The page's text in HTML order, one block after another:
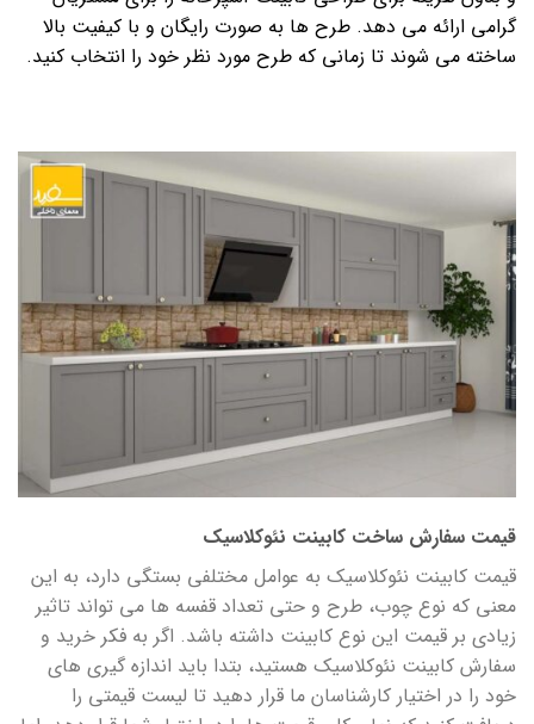
گرامی ارائه می دهد. طرح ها به صورت رایگان و با کیفیت بالا
ساخته می شوند تا زمانی که طرح مورد نظر خود را انتخاب کنید.
قیمت سفارش ساخت کابینت نئوکلاسیک
قیمت کابینت نئوکلاسیک به عوامل مختلفی بستگی دارد، به این
معنی که نوع چوب، طرح و حتی تعداد قفسه ها می تواند تاثیر
زیادی بر قیمت این نوع کابینت داشته باشد. اگر به فکر خرید و
سفارش کابینت نئوکلاسیک هستید، بتدا باید اندازه گیری های
خود را در اختیار کارشناسان ما قرار دهید تا لیست قیمتی را